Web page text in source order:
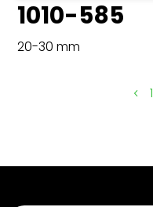
1010-585
20-30 mm
1